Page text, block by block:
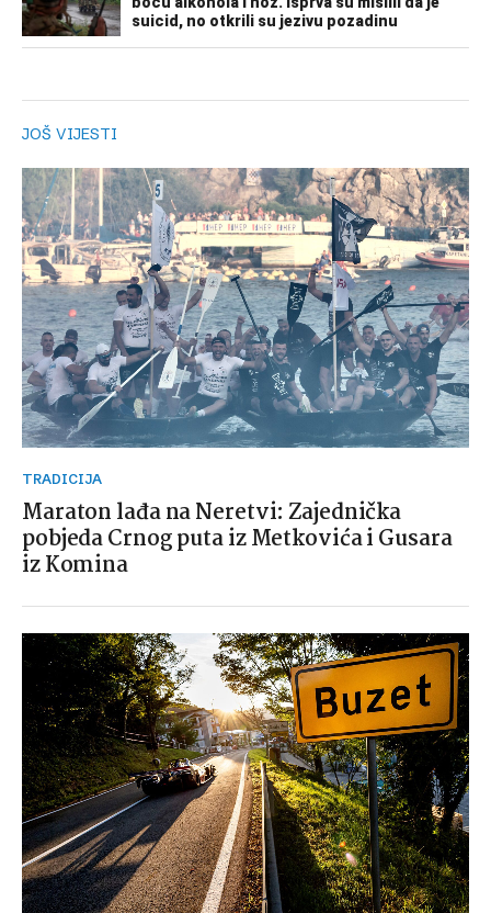
JOŠ VIJESTI
TRADICIJA
Maraton lađa na Neretvi: Zajednička
pobjeda Crnog puta iz Metkovića i Gusara
iz Komina